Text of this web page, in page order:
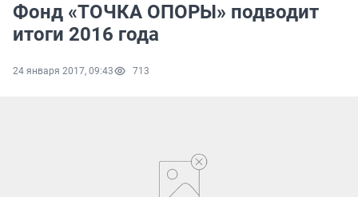
Фонд «ТОЧКА ОПОРЫ» подводит
итоги 2016 года
24 января 2017, 09:43 713